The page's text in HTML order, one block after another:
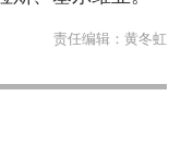
责任编辑： 黄冬虹